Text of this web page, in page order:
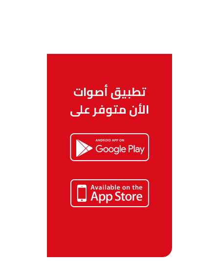
تطبيق أصوات
الأن متوفر على